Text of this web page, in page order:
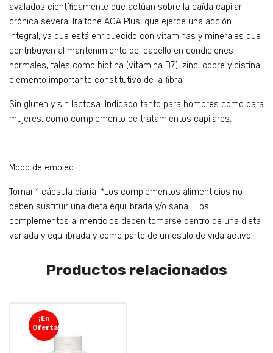
avalados científicamente que actúan sobre la caída capilar
crónica severa; Iraltone AGA Plus, que ejerce una acción
integral, ya que está enriquecido con vitaminas y minerales que
contribuyen al mantenimiento del cabello en condiciones
normales, tales como biotina (vitamina B7), zinc, cobre y cistina,
elemento importante constitutivo de la fibra.
Sin gluten y sin lactosa. Indicado tanto para hombres como para
mujeres, como complemento de tratamientos capilares.
Modo de empleo
Tomar 1 cápsula diaria. *Los complementos alimenticios no
deben sustituir una dieta equilibrada y/o sana. Los
complementos alimenticios deben tomarse dentro de una dieta
variada y equilibrada y como parte de un estilo de vida activo.
Productos relacionados
¡En
Oferta!